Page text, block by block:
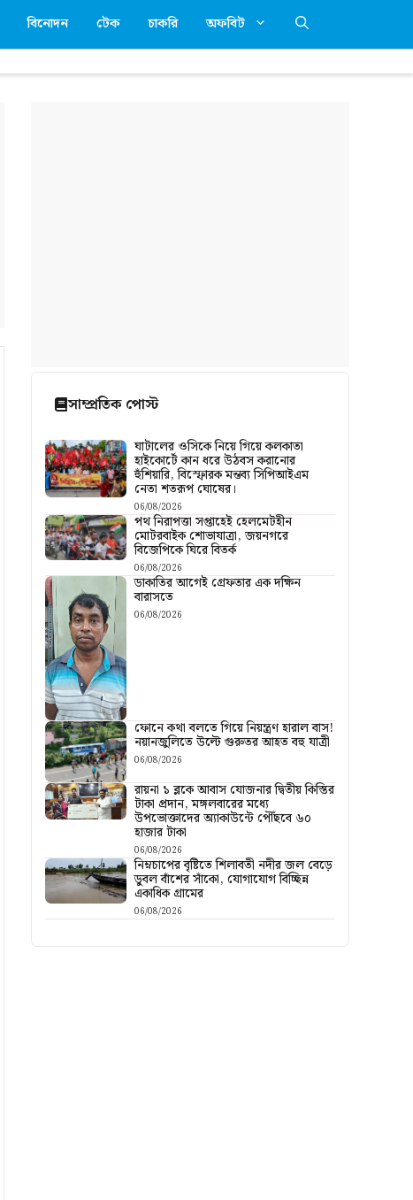
বিনোদন টেক চাকরি অফবিট
সাম্প্রতিক পোস্ট
ঘাটালের ওসিকে নিয়ে গিয়ে কলকাতা
হাইকোর্টে কান ধরে উঠবস করানোর
হুঁশিয়ারি, বিস্ফোরক মন্তব্য সিপিআইএম
নেতা শতরূপ ঘোষের।
06/08/2026
পথ নিরাপত্তা সপ্তাহেই হেলমেটহীন
মোটরবাইক শোভাযাত্রা, জয়নগরে
বিজেপিকে ঘিরে বিতর্ক
06/08/2026
ডাকাতির আগেই গ্রেফতার এক দক্ষিন
বারাসতে
06/08/2026
ফোনে কথা বলতে গিয়ে নিয়ন্ত্রণ হারাল বাস!
নয়ানজুলিতে উল্টে গুরুতর আহত বহু যাত্রী
06/08/2026
রায়না ১ ব্লকে আবাস যোজনার দ্বিতীয় কিস্তির
টাকা প্রদান, মঙ্গলবারের মধ্যে
উপভোক্তাদের অ্যাকাউন্টে পৌঁছবে ৬০
হাজার টাকা
06/08/2026
নিম্নচাপের বৃষ্টিতে শিলাবতী নদীর জল বেড়ে
ডুবল বাঁশের সাঁকো, যোগাযোগ বিচ্ছিন্ন
একাধিক গ্রামের
06/08/2026